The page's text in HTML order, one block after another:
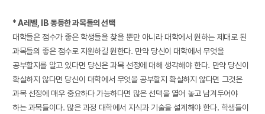
*A레벨 , IB동등한 과목들의 선택
대학들은 점수가 좋은 학생들을 찾을 뿐만 아니라 대학에서 원하는 제대로 된
과목들의 좋은 점수로 지원하길 원한다. 만약 당신이 대학에서 무엇을
공부할지를 알고 있다면 당신은 과목 선정에 대해 생각해야 한다. 만약 당신이
확실하지 않다면 당신이 대학에서 무엇을 공부할지 확실하지 않다면 그것은
과목 선정에 매우 중요하다 가능하다면 많은 선택을 열어 놓고 남겨두어야
하는 과목들이다. 많은 과정 대학에서 지식과 기술을 설계해야 한다. 학생들이